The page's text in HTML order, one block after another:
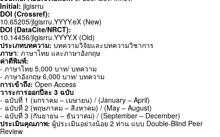
Initial: jlgisrru
DOI (Crossref):
10.65205/jlgisrru.YYYY.eX (New)
DOI (DataCite/NRCT):
10.14456/jlgisrru.YYYY.X (Old)
ประเภทบทความ: บทความวิจัยและบทความวิชาการ
ภาษา: ภาษาไทย และภาษาอังกฤษ
ค่าตีพิมพ์:
- ภาษาไทย 5,000 บาท/ บทความ
- ภาษาอังกฤษ 6,000 บาท/ บทความ
การเข้าถึง: Open Access
วาระการออกปีละ 3 ฉบับ
- ฉบับที่ 1 (มกราคม – เมษายน) / (January – April)
- ฉบับที่ 2 (พฤษภาคม – สิงหาคม) / (May – August)
- ฉบับที่ 3 (กันยายน – ธันวาคม) / (September – December)
ประเมินคุณภาพ: ผู้ประเมินอย่างน้อย 2 ท่าน แบบ Double-Blind Peer
Review